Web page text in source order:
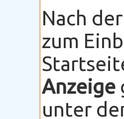
Nach
zum
Anzeige
unter